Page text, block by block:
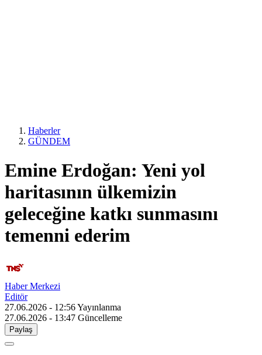
Haberler
GÜNDEM
Emine Erdoğan: Yeni yol
haritasının ülkemizin
geleceğine katkı sunmasını
temenni ederim
Haber Merkezi
Editör
27.06.2026 - 12:56Yayınlanma
27.06.2026 - 13:47 Güncelleme
Paylaş